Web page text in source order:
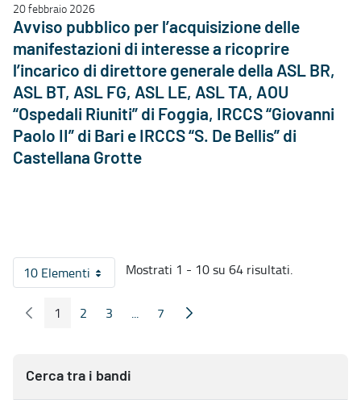
20 febbraio 2026
Avviso pubblico per l’acquisizione delle
manifestazioni di interesse a ricoprire
l’incarico di direttore generale della ASL BR,
ASL BT, ASL FG, ASL LE, ASL TA, AOU
“Ospedali Riuniti” di Foggia, IRCCS “Giovanni
Paolo II” di Bari e IRCCS “S. De Bellis” di
Castellana Grotte
10 ElementiPer pagina
Mostrati 1 - 10 su 64 risultati.
Pagina Precedente
Pagina
1 Pagina
2 Pagina
3 ...
Pagine intermedie
Pagina
7 Pagina Seguente
Cerca tra i bandi